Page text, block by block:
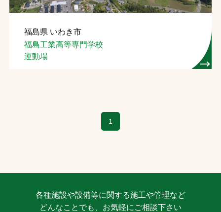
文字の見えづらさや操作にお困りの方へ
福島県 いわき市
福島工業高等専門学校
運動場
1
各種施設や設備等に関する施工や管理など
どんなことでも、お気軽にご相談下さい